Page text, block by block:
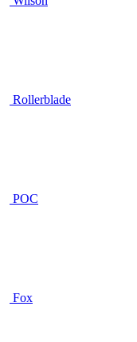
Rollerblade
POC
Fox